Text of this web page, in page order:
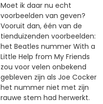
Moet ik daar nu echt
voorbeelden van geven?
Vooruit dan, één van de
tienduizenden voorbeelden:
het Beatles nummer With a
Little Help from My Friends
zou voor velen onbekend
gebleven zijn als Joe Cocker
het nummer niet met zijn
rauwe stem had herwerkt.